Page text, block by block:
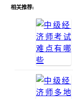
相关推荐: